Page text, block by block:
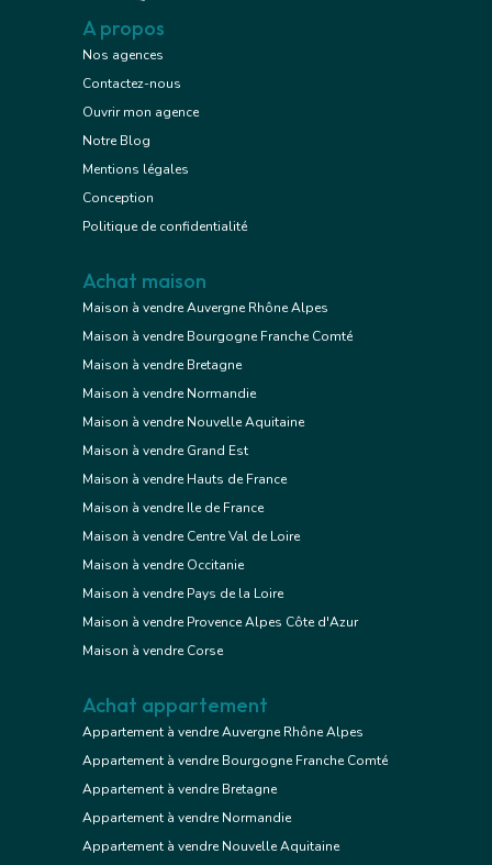
A propos
Nos agences
Contactez-nous
Ouvrir mon agence
Notre Blog
Mentions légales
Conception
Politique de confidentialité
Achat maison
Maison à vendre Auvergne Rhône Alpes
Maison à vendre Bourgogne Franche Comté
Maison à vendre Bretagne
Maison à vendre Normandie
Maison à vendre Nouvelle Aquitaine
Maison à vendre Grand Est
Maison à vendre Hauts de France
Maison à vendre Ile de France
Maison à vendre Centre Val de Loire
Maison à vendre Occitanie
Maison à vendre Pays de la Loire
Maison à vendre Provence Alpes Côte d'Azur
Maison à vendre Corse
Achat appartement
Appartement à vendre Auvergne Rhône Alpes
Appartement à vendre Bourgogne Franche Comté
Appartement à vendre Bretagne
Appartement à vendre Normandie
Appartement à vendre Nouvelle Aquitaine